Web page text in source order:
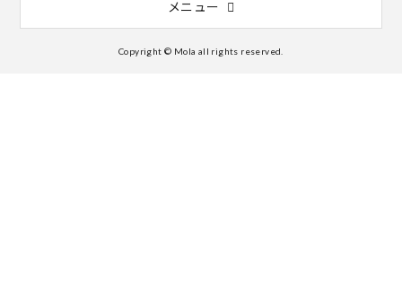
メニュー
Copyright © Mola all rights reserved.